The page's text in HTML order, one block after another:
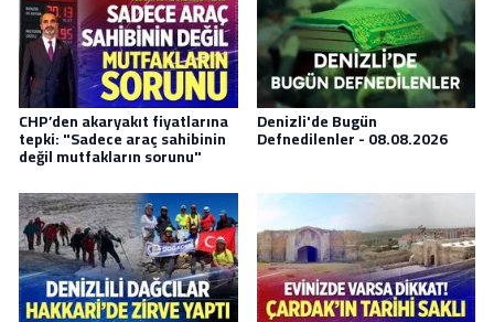
CHP’den akaryakıt fiyatlarına
tepki: "Sadece araç sahibinin
değil mutfakların sorunu"
Denizli'de Bugün
Defnedilenler - 08.08.2026